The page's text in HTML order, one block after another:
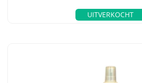
UITVERKOCHT